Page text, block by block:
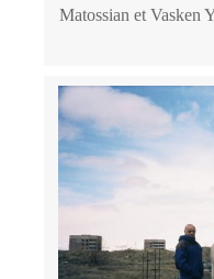
Matossian et Vasken